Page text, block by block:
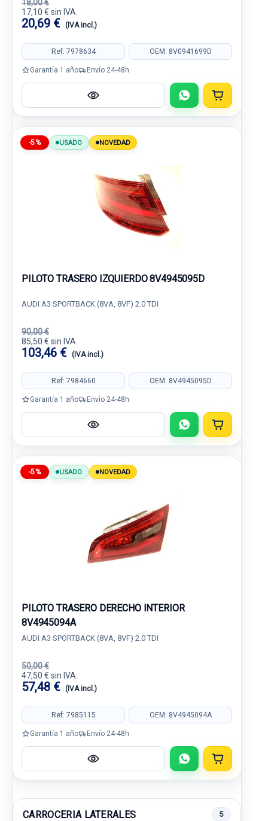
18,00 €
17,10 € sin IVA.
20,69 € (IVA incl.)
Ref: 7978634 OEM: 8V0941699D
Garantía 1 año Envío 24-48h
-5% USADO NOVEDAD
PILOTO TRASERO IZQUIERDO 8V4945095D
AUDI A3 SPORTBACK (8VA, 8VF) 2.0 TDI
90,00 €
85,50 € sin IVA.
103,46 € (IVA incl.)
Ref: 7984660 OEM: 8V4945095D
Garantía 1 año Envío 24-48h
-5% USADO NOVEDAD
PILOTO TRASERO DERECHO INTERIOR
8V4945094A
AUDI A3 SPORTBACK (8VA, 8VF) 2.0 TDI
50,00 €
47,50 € sin IVA.
57,48 € (IVA incl.)
Ref: 7985115 OEM: 8V4945094A
Garantía 1 año Envío 24-48h
CARROCERIA LATERALES 5